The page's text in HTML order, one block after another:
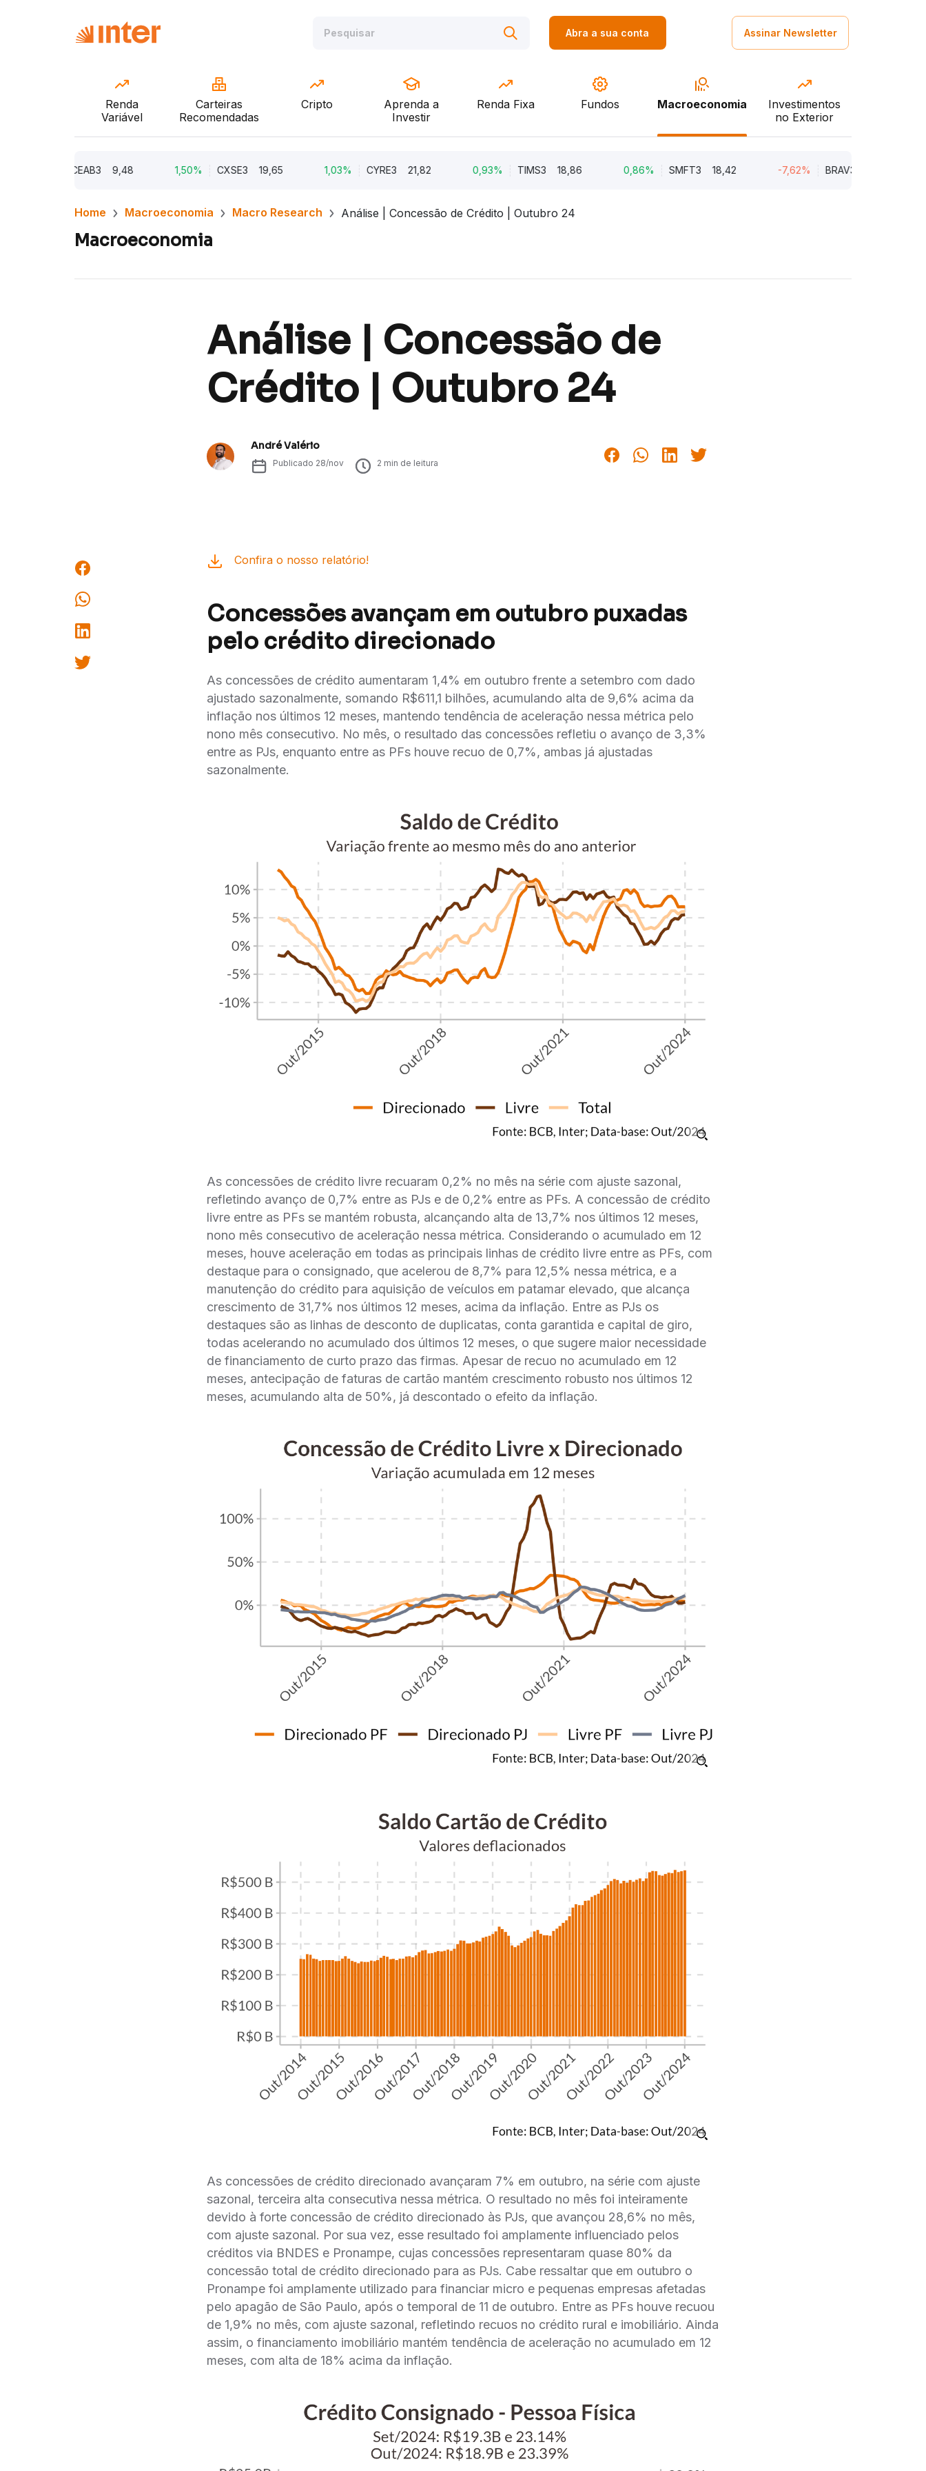
Abra a sua conta Assinar Newsletter
Renda
Variável
Carteiras
Recomendadas
Cripto
Aprenda a
Investir
Renda Fixa Fundos Macroeconomia
Investimentos
no Exterior
9,48 CXSE3 19,65 CYRE3 21,82 TIMS3 18,86 SMFT3 18,42 -7,62% BRAV3 18,45
Home Macroeconomia Macro Research Análise | Concessão de Crédito | Outubro 24
Macroeconomia
Análise | Concessão de
Crédito | Outubro 24
André Valério
Publicado 28/nov 2 min de leitura
Confira o nosso relatório!
Concessões avançam em outubro puxadas
pelo crédito direcionado
As concessões de crédito aumentaram 1,4% em outubro frente a setembro com dado
ajustado sazonalmente, somando R$611,1 bilhões, acumulando alta de 9,6% acima da
inflação nos últimos 12 meses, mantendo tendência de aceleração nessa métrica pelo
nono mês consecutivo. No mês, o resultado das concessões refletiu o avanço de 3,3%
entre as PJs, enquanto entre as PFs houve recuo de 0,7%, ambas já ajustadas
sazonalmente.
As concessões de crédito livre recuaram 0,2% no mês na série com ajuste sazonal,
refletindo avanço de 0,7% entre as PJs e de 0,2% entre as PFs. A concessão de crédito
livre entre as PFs se mantém robusta, alcançando alta de 13,7% nos últimos 12 meses,
nono mês consecutivo de aceleração nessa métrica. Considerando o acumulado em 12
meses, houve aceleração em todas as principais linhas de crédito livre entre as PFs, com
destaque para o consignado, que acelerou de 8,7% para 12,5% nessa métrica, e a
manutenção do crédito para aquisição de veículos em patamar elevado, que alcança
crescimento de 31,7% nos últimos 12 meses, acima da inflação. Entre as PJs os
destaques são as linhas de desconto de duplicatas, conta garantida e capital de giro,
todas acelerando no acumulado dos últimos 12 meses, o que sugere maior necessidade
de financiamento de curto prazo das firmas. Apesar de recuo no acumulado em 12
meses, antecipação de faturas de cartão mantém crescimento robusto nos últimos 12
meses, acumulando alta de 50%, já descontado o efeito da inflação.
As concessões de crédito direcionado avançaram 7% em outubro, na série com ajuste
sazonal, terceira alta consecutiva nessa métrica. O resultado no mês foi inteiramente
devido à forte concessão de crédito direcionado às PJs, que avançou 28,6% no mês,
com ajuste sazonal. Por sua vez, esse resultado foi amplamente influenciado pelos
créditos via BNDES e Pronampe, cujas concessões representaram quase 80% da
concessão total de crédito direcionado para as PJs. Cabe ressaltar que em outubro o
Pronampe foi amplamente utilizado para financiar micro e pequenas empresas afetadas
pelo apagão de São Paulo, após o temporal de 11 de outubro. Entre as PFs houve recuou
de 1,9% no mês, com ajuste sazonal, refletindo recuos no crédito rural e imobiliário. Ainda
assim, o financiamento imobiliário mantém tendência de aceleração no acumulado em 12
meses, com alta de 18% acima da inflação.